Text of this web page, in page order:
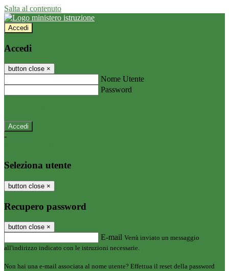
Salta al contenuto
Accedi
Accedi
button close ×
Nome Utente
Password
-
Seleziona utente
button close ×
Recupero password
button close ×
E-mail Verrà inviato un messaggio
all'indirizzo indicato con le istruzioni necessarie.
Non hai una e-mail associata al nome utente? Effettua il reset della password